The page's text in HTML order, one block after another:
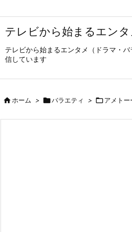
テレビから始まるエンタ
テレビから始まるエンタメ（ドラマ・
信しています
ホーム > バラエティ > アメトー